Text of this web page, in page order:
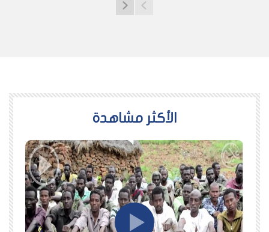
اﻷكثر مشاهدة